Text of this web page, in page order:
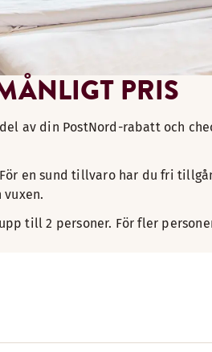
PRIS
av din PostNord-rabatt och
en sund tillvaro har du fri
till 2 personer. För fler